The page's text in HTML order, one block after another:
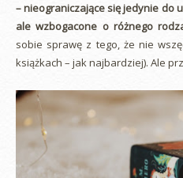
– nieograniczające się jedynie do
ale wzbogacone o różnego
sobie sprawę z tego, że nie
książkach – jak najbardziej). Ale